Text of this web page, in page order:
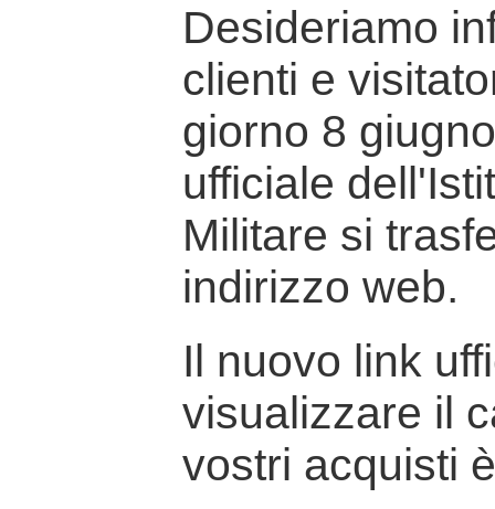
Desideriamo
clienti e
giorno 8
ufficiale
Militare si
indirizzo web.
Il nuovo link
visualizzare il
vostri acquisti